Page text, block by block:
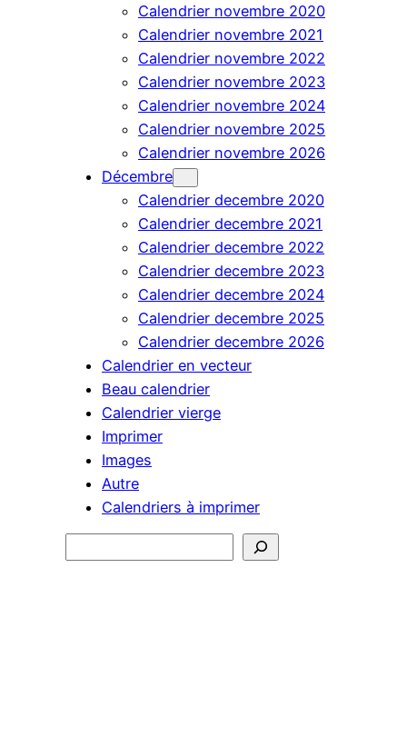
Calendrier novembre 2020
Calendrier novembre 2021
Calendrier novembre 2022
Calendrier novembre 2023
Calendrier novembre 2024
Calendrier novembre 2025
Calendrier novembre 2026
Décembre
Calendrier decembre 2020
Calendrier decembre 2021
Calendrier decembre 2022
Calendrier decembre 2023
Calendrier decembre 2024
Calendrier decembre 2025
Calendrier decembre 2026
Calendrier en vecteur
Beau calendrier
Calendrier vierge
Imprimer
Images
Autre
Calendriers à imprimer